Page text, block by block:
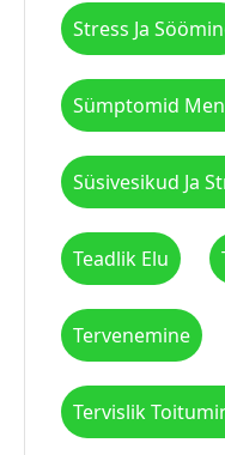
Stress Ja
Sümptomid
Süsivesikud Ja
Teadlik Elu
Tervenemine
Tervislik